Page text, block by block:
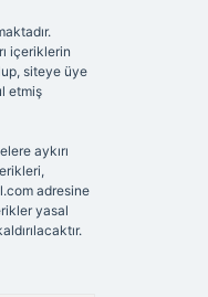
içeriklerin
siteye üye
etmiş
aykırı
adresine
yasal